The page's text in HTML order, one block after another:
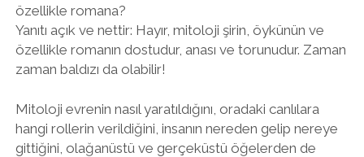
özellikle romana?
Yanıtı açık ve nettir: Hayır, mitoloji şirin, öykünün ve
özellikle romanın dostudur, anası ve torunudur. Zaman
zaman baldızı da olabilir!
Mitoloji evrenin nasıl yaratıldığını, oradaki canlılara
hangi rollerin verildiğini, insanın nereden gelip nereye
gittiğini, olağanüstü ve gerçeküstü öğelerden de